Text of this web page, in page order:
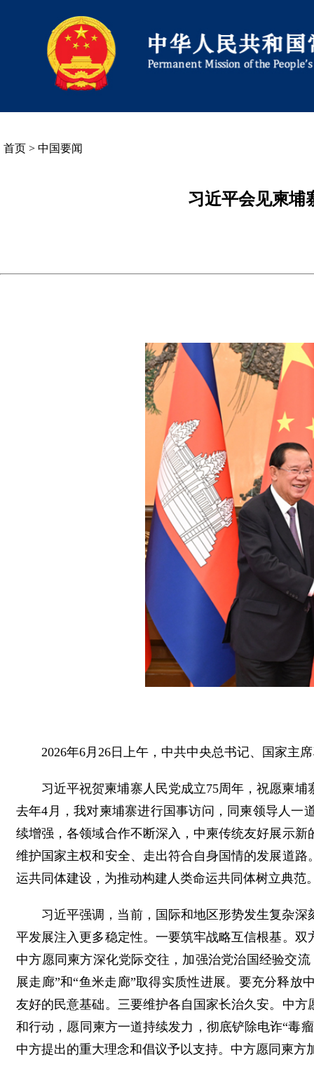
首页 > 中国要闻
习近平会见柬埔
2026年6月26日上午，中共中央总书记、国家主
习近平祝贺柬埔寨人民党成立75周年，祝愿柬
去年4月，我对柬埔寨进行国事访问，同柬领导人一
续增强，各领域合作不断深入，中柬传统友好展示
维护国家主权和安全、走出符合自身国情的发展道
运共同体建设，为推动构建人类命运共同体树立典范
习近平强调，当前，国际和地区形势发生复杂
平发展注入更多稳定性。一要筑牢战略互信根基。
中方愿同柬方深化党际交往，加强治党治国经验交
展走廊”和“鱼米走廊”取得实质性进展。要充分释
友好的民意基础。三要维护各自国家长治久安。中
和行动，愿同柬方一道持续发力，彻底铲除电诈“毒
中方提出的重大理念和倡议予以支持。中方愿同柬